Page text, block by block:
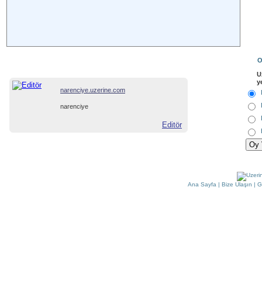
narenciye.uzerine.com
narenciye
Editör
Ana Sayfa | Bize Ulaşın |